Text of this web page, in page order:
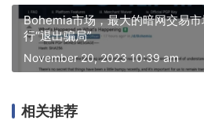
Bohemia市场，最大的暗网交易
行“退出骗局”
November 20, 2023 10:39 am
相关推荐